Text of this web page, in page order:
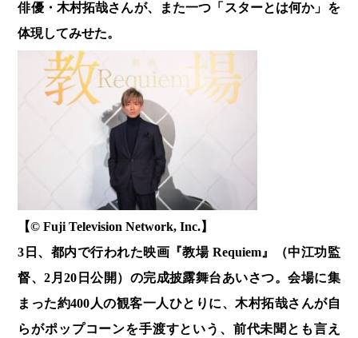
俳優・木村拓哉さんが、また一つ「スターとは何か」を
体現してみせた。
【© Fuji Television Network, Inc.】
3日、都内で行われた映画『教場 Requiem』（中江功監
督、2月20日公開）の完成披露舞台あいさつ。会場に集
まった約400人の観客一人ひとりに、木村拓哉さんが自
らがポップコーンを手渡すという、前代未聞とも言え